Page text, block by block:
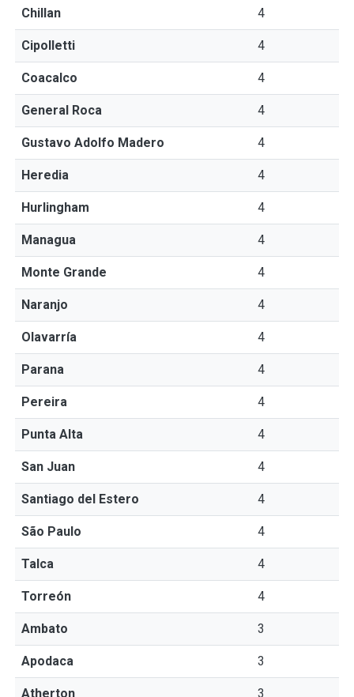
Chillan 4
Cipolletti 4
Coacalco 4
General Roca 4
Gustavo Adolfo Madero 4
Heredia 4
Hurlingham 4
Managua 4
Monte Grande 4
Naranjo 4
Olavarría 4
Parana 4
Pereira 4
Punta Alta 4
San Juan 4
Santiago del Estero 4
São Paulo 4
Talca 4
Torreón 4
Ambato 3
Apodaca 3
Atherton 3